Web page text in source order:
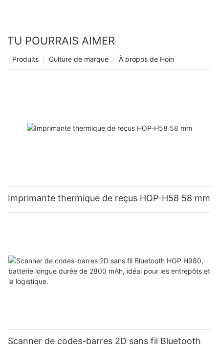
TU POURRAIS AIMER
À propos de Hoin
Culture de marque
Produits
Imprimante thermique de reçus HOP-H58 58 mm
Scanner de codes-barres 2D sans fil Bluetooth